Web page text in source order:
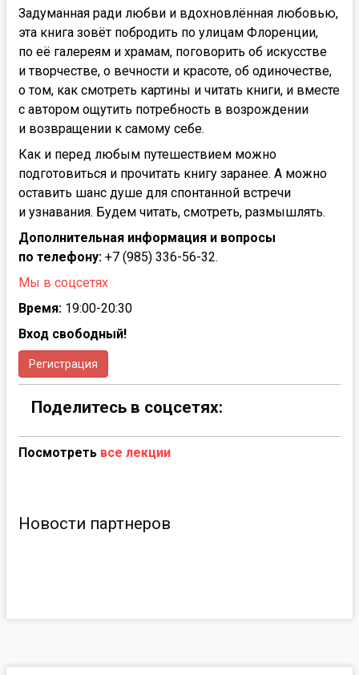
Задуманная ради любви и вдохновлённая любовью,
эта книга зовёт побродить по улицам Флоренции,
по её галереям и храмам, поговорить об искусстве
и творчестве, о вечности и красоте, об одиночестве,
о том, как смотреть картины и читать книги, и вместе
с автором ощутить потребность в возрождении
и возвращении к самому себе.
Как и перед любым путешествием можно
подготовиться и прочитать книгу заранее. А можно
оставить шанс душе для спонтанной встречи
и узнавания. Будем читать, смотреть, размышлять.
Дополнительная информация и вопросы
по телефону: +7 (985) 336-56-32.
Мы в соцсетях
Время: 19:00-20:30
Вход свободный!
Регистрация
Поделитесь в соцсетях:
Посмотреть все лекции
Новости партнеров